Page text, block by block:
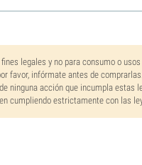
legales y no para consumo o
favor, infórmate antes de
ninguna acción que incumpla estas
cumpliendo estrictamente con las